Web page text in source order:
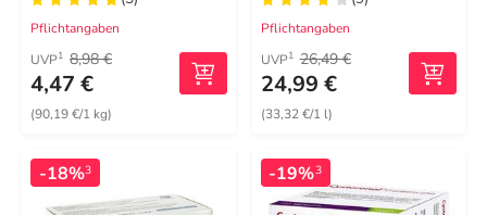
Pflichtangaben
UVP1 8,98 €
4,47 €
(90,19 €/1 kg)
Pflichtangaben
UVP1 26,49 €
24,99 €
(33,32 €/1 l)
-18%3 -19%3